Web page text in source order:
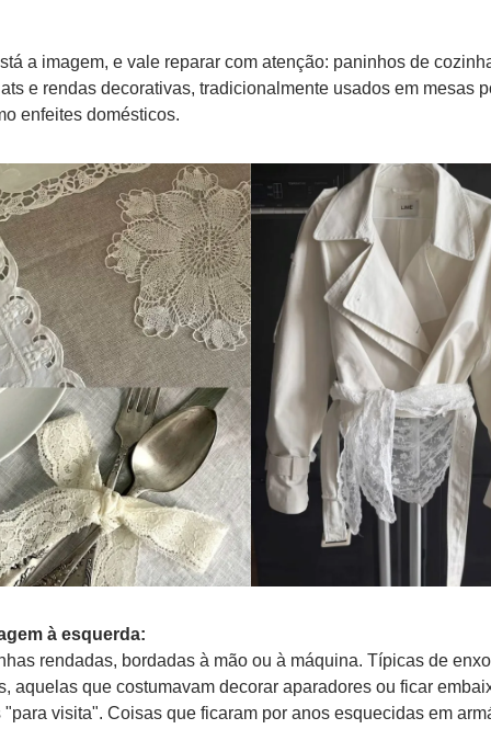
a imagem, e vale reparar com atenção: paninhos de
e rendas decorativas, tradicionalmente usados em mesas
enfeites domésticos.
à esquerda:
rendadas, bordadas à mão ou à máquina. Típicas de
aquelas que costumavam decorar aparadores ou ficar
"para visita". Coisas que ficaram por anos esquecidas em